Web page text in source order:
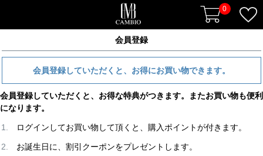
0
会員登録
会員登録していただくと、お得にお買い物できます。
会員登録していただくと、お得な特典がつきます。またお買い物も便利
になります。
ログインしてお買い物して頂くと、購入ポイントが付きます。
お誕生日に、割引クーポンをプレゼントします。